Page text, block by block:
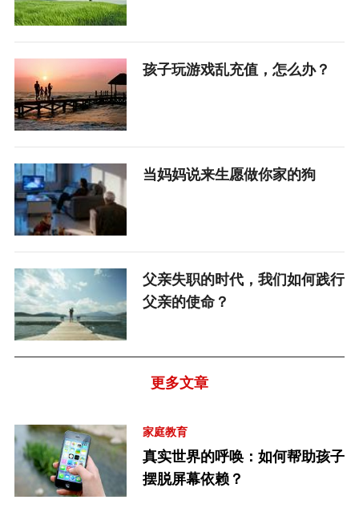
孩子玩游戏乱充值，怎么办？
当妈妈说来生愿做你家的狗
父亲失职的时代，我们如何践行
父亲的使命？
更多文章
家庭教育
真实世界的呼唤：如何帮助孩子
摆脱屏幕依赖？